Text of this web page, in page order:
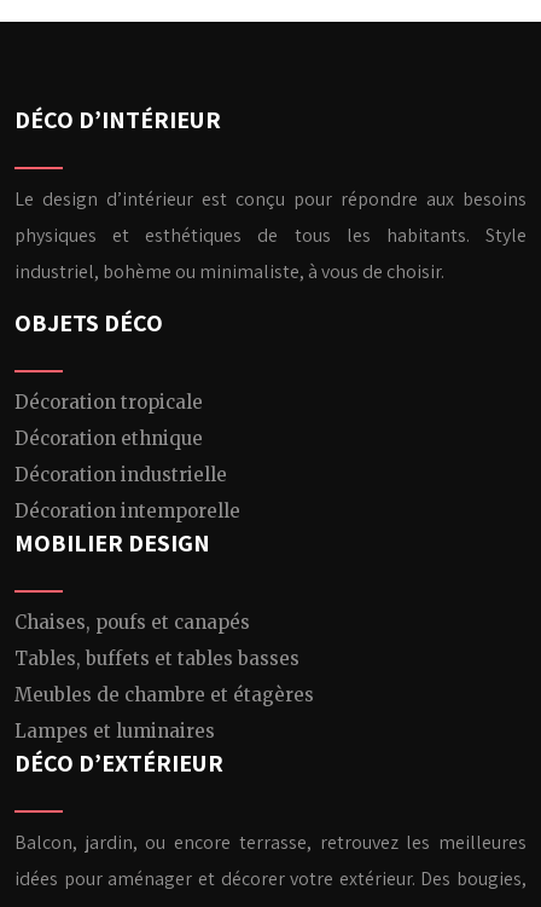
DÉCO D’INTÉRIEUR
Le design d’intérieur est conçu pour répondre aux besoins
physiques et esthétiques de tous les habitants. Style
industriel, bohème ou minimaliste, à vous de choisir.
OBJETS DÉCO
Décoration tropicale
Décoration ethnique
Décoration industrielle
Décoration intemporelle
MOBILIER DESIGN
Chaises, poufs et canapés
Tables, buffets et tables basses
Meubles de chambre et étagères
Lampes et luminaires
DÉCO D’EXTÉRIEUR
Balcon, jardin, ou encore terrasse, retrouvez les meilleures
idées pour aménager et décorer votre extérieur. Des bougies,